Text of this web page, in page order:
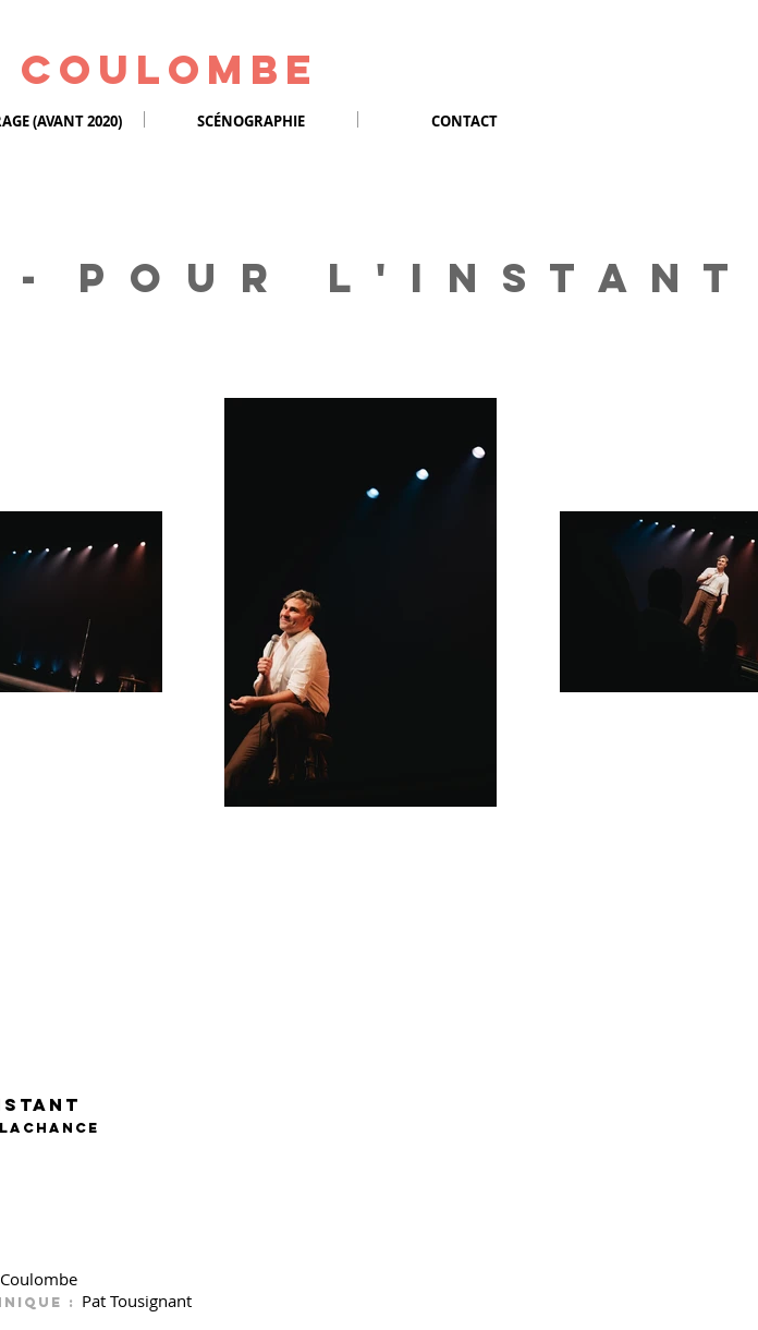
(AVANT 2020) SCÉNOGRAPHIE CONTACT
- p o u r L ' I N S T A N T
: Pat Tousignant